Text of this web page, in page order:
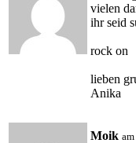
vielen
ihr seid
rock on
lieben
Anika
Moik am